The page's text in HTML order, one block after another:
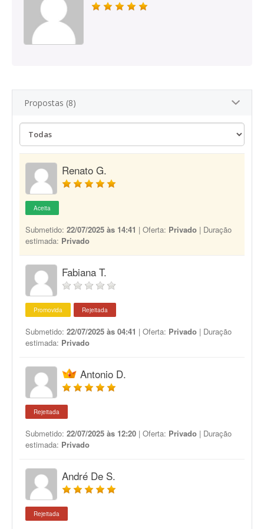
Propostas (8)
Renato G.
Aceita
Submetido: 22/07/2025 às 14:41 | Oferta: Privado | Duração
estimada: Privado
Fabiana T.
Promovida Rejeitada
Submetido: 22/07/2025 às 04:41 | Oferta: Privado | Duração
estimada: Privado
Antonio D.
Rejeitada
Submetido: 22/07/2025 às 12:20 | Oferta: Privado | Duração
estimada: Privado
André De S.
Rejeitada